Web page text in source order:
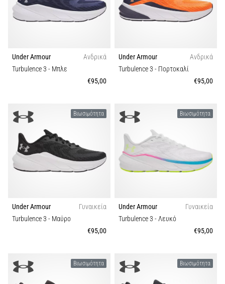
Under Armour
Ανδρικά
Turbulence 3 - Μπλε
€95,00
Under Armour
Ανδρικά
Turbulence 3 - Πορτοκαλί
€95,00
Βιωσιμότητα
Under Armour
Γυναικεία
Turbulence 3 - Μαύρο
€95,00
Βιωσιμότητα
Under Armour
Γυναικεία
Turbulence 3 - Λευκό
€95,00
Βιωσιμότητα Βιωσιμότητα